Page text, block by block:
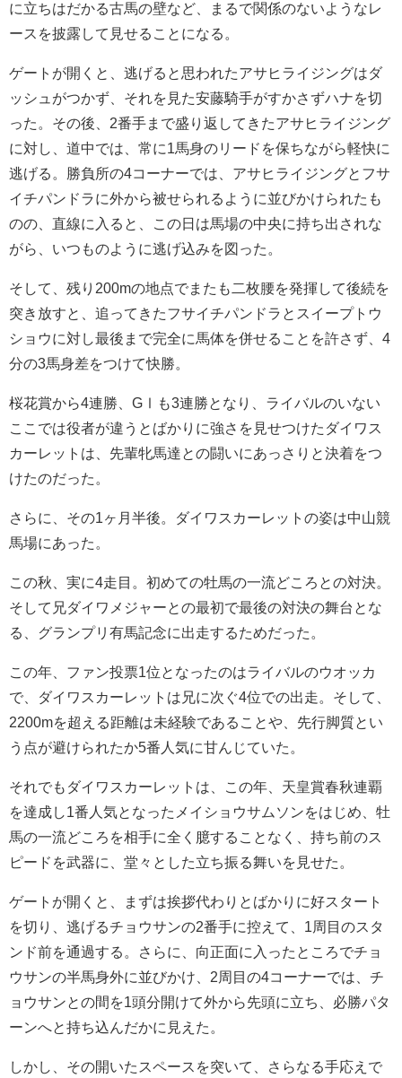
に立ちはだかる古馬の壁など、まるで関係のないようなレ
ースを披露して見せることになる。
ゲートが開くと、逃げると思われたアサヒライジングはダ
ッシュがつかず、それを見た安藤騎手がすかさずハナを切
った。その後、2番手まで盛り返してきたアサヒライジング
に対し、道中では、常に1馬身のリードを保ちながら軽快に
逃げる。勝負所の4コーナーでは、アサヒライジングとフサ
イチパンドラに外から被せられるように並びかけられたも
のの、直線に入ると、この日は馬場の中央に持ち出されな
がら、いつものように逃げ込みを図った。
そして、残り200mの地点でまたも二枚腰を発揮して後続を
突き放すと、追ってきたフサイチパンドラとスイープトウ
ショウに対し最後まで完全に馬体を併せることを許さず、4
分の3馬身差をつけて快勝。
桜花賞から4連勝、GⅠも3連勝となり、ライバルのいない
ここでは役者が違うとばかりに強さを見せつけたダイワス
カーレットは、先輩牝馬達との闘いにあっさりと決着をつ
けたのだった。
さらに、その1ヶ月半後。ダイワスカーレットの姿は中山競
馬場にあった。
この秋、実に4走目。初めての牡馬の一流どころとの対決。
そして兄ダイワメジャーとの最初で最後の対決の舞台とな
る、グランプリ有馬記念に出走するためだった。
この年、ファン投票1位となったのはライバルのウオッカ
で、ダイワスカーレットは兄に次ぐ4位での出走。そして、
2200mを超える距離は未経験であることや、先行脚質とい
う点が避けられたか5番人気に甘んじていた。
それでもダイワスカーレットは、この年、天皇賞春秋連覇
を達成し1番人気となったメイショウサムソンをはじめ、牡
馬の一流どころを相手に全く臆することなく、持ち前のス
ピードを武器に、堂々とした立ち振る舞いを見せた。
ゲートが開くと、まずは挨拶代わりとばかりに好スタート
を切り、逃げるチョウサンの2番手に控えて、1周目のスタ
ンド前を通過する。さらに、向正面に入ったところでチョ
ウサンの半馬身外に並びかけ、2周目の4コーナーでは、チ
ョウサンとの間を1頭分開けて外から先頭に立ち、必勝パタ
ーンへと持ち込んだかに見えた。
しかし、その開いたスペースを突いて、さらなる手応えで